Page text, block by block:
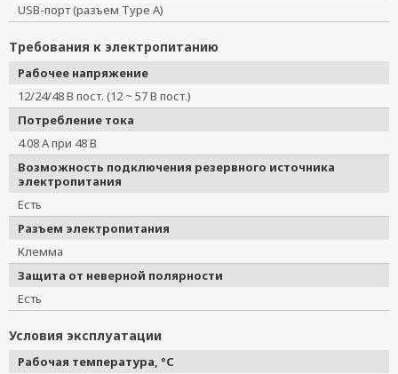
USB-порт (разъем Type A)
Требования к электропитанию
Рабочее напряжение
12/24/48 В пост. (12 ~ 57 В пост.)
Потребление тока
4.08 А при 48 В
Возможность подключения резервного источника
электропитания
Есть
Разъем электропитания
Клемма
Защита от неверной полярности
Есть
Условия эксплуатации
Рабочая температура, °C